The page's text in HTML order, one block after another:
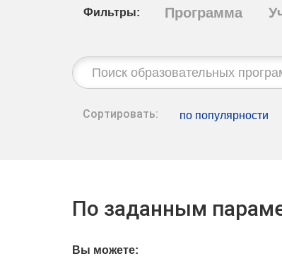
Фильтры: Программа
Строка
поиска:
Сортировать: по популярности
По заданным
Вы можете: